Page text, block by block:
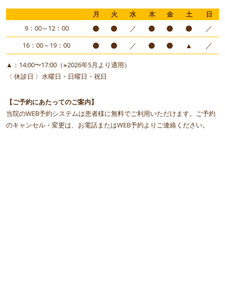
月 火 水 木 金 土
日
9：00～12：00
／ ／
16：00～19：00 ／ ▲ ／
▲：14:00〜17:00（※2026年5月より適用）
〈 休診日 〉水曜日・日曜日・祝日
【ご予約にあたってのご案内】
当院のWEB予約システムは患者様に無料でご利用いただけます。ご予約
のキャンセル・変更は、お電話またはWEB予約よりご連絡ください。